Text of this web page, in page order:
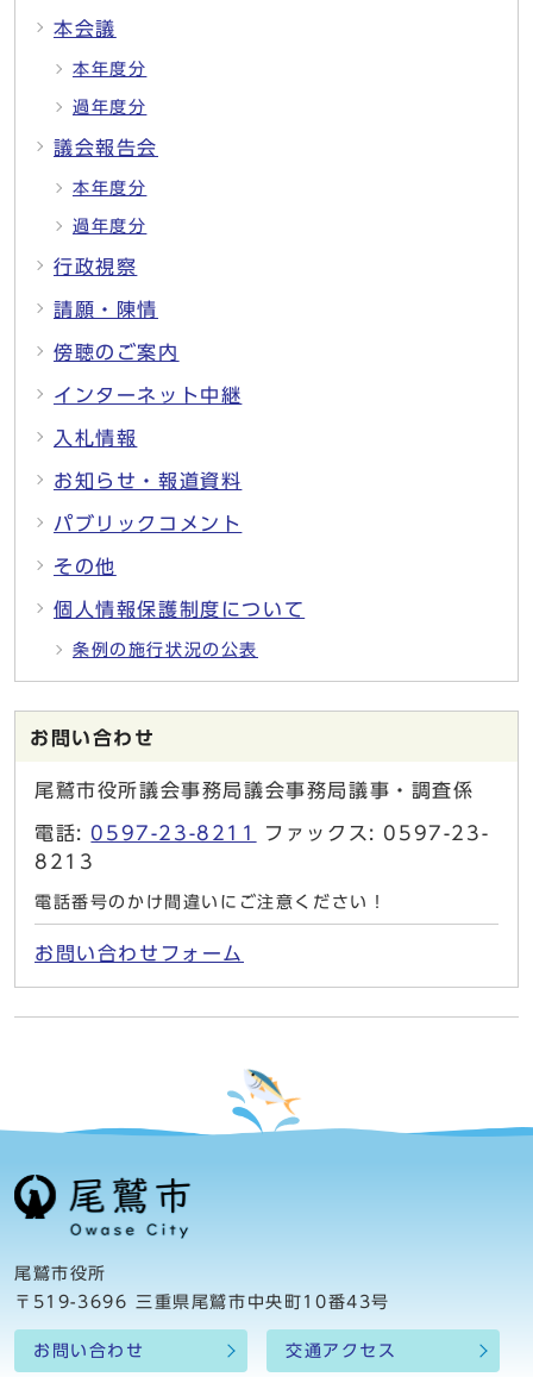
本会議
本年度分
過年度分
議会報告会
本年度分
過年度分
行政視察
請願・陳情
傍聴のご案内
インターネット中継
入札情報
お知らせ・報道資料
パブリックコメント
その他
個人情報保護制度について
条例の施行状況の公表
お問い合わせ
尾鷲市役所議会事務局議会事務局議事・調査係
電話: 0597-23-8211
ファックス: 0597-23-
8213
電話番号のかけ間違いにご注意ください！
お問い合わせフォーム
尾鷲市役所
〒519-3696 三重県尾鷲市中央町10番43号
お問い合わせ 交通アクセス